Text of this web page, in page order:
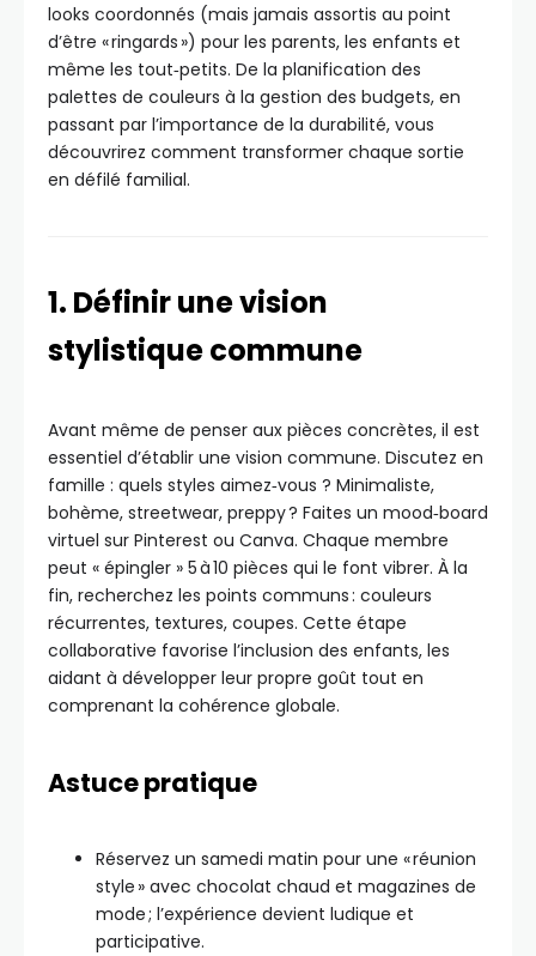
looks coordonnés (mais jamais assortis au point
d’être « ringards ») pour les parents, les enfants et
même les tout‑petits. De la planification des
palettes de couleurs à la gestion des budgets, en
passant par l’importance de la durabilité, vous
découvrirez comment transformer chaque sortie
en défilé familial.
1. Définir une vision
stylistique commune
Avant même de penser aux pièces concrètes, il est
essentiel d’établir une vision commune. Discutez en
famille : quels styles aimez‑vous ? Minimaliste,
bohème, streetwear, preppy ? Faites un mood‑board
virtuel sur Pinterest ou Canva. Chaque membre
peut « épingler » 5 à 10 pièces qui le font vibrer. À la
fin, recherchez les points communs : couleurs
récurrentes, textures, coupes. Cette étape
collaborative favorise l’inclusion des enfants, les
aidant à développer leur propre goût tout en
comprenant la cohérence globale.
Astuce pratique
Réservez un samedi matin pour une « réunion
style » avec chocolat chaud et magazines de
mode ; l’expérience devient ludique et
participative.